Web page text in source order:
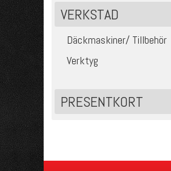
VERKSTAD
Däckmaskiner/ Tillbehör
Verktyg
PRESENTKORT